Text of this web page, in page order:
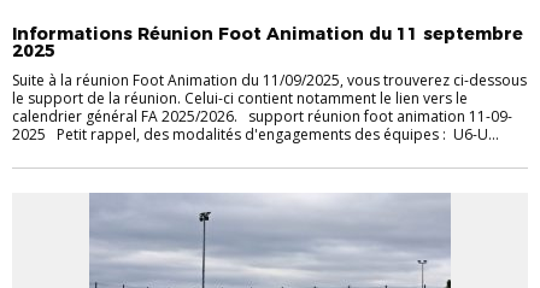
Informations Réunion Foot Animation du 11 septembre
2025
Suite à la réunion Foot Animation du 11/09/2025, vous trouverez ci-dessous
le support de la réunion. Celui-ci contient notamment le lien vers le
calendrier général FA 2025/2026. support réunion foot animation 11-09-
2025 Petit rappel, des modalités d'engagements des équipes : U6-U...